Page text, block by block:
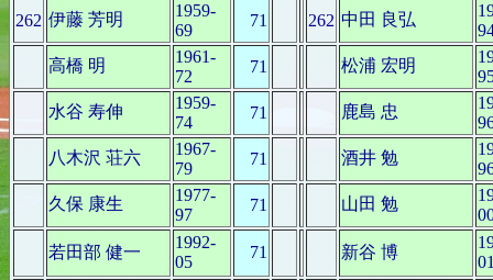
262 伊藤 芳明
1959-
69
71 262 中田 良弘
高橋 明
1961-
72
71 松浦 宏明
水谷 寿伸
1959-
74
71 鹿島 忠
八木沢 荘六
1967-
79
71 酒井 勉
久保 康生
1977-
97
71 山田 勉
若田部 健一
1992-
05
71 新谷 博